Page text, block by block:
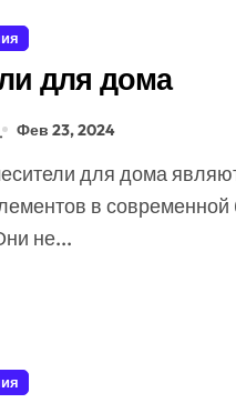
для дома
Фев 23, 2024
в современной
не...